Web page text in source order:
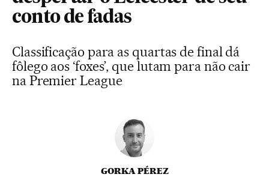
conto de fadas
Classificação para as quartas de final dá
fôlego aos ‘foxes’, que lutam para não cair
na Premier League
GORKA PÉREZ